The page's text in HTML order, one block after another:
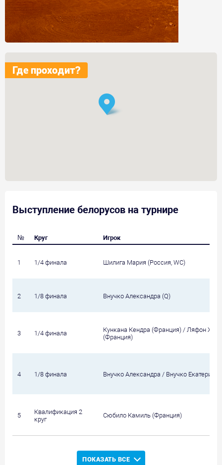
Где проходит?
Выступление белорусов на турнире
№ Круг Игрок
1 1/4 финала Шилига Мария (Россия, WC)
2 1/8 финала Внучко Александра (Q)
3 1/4 финала
Кункана Кендра (Франция) / Ляфон
(Франция)
4 1/8 финала Внучко Александра / Внучко Екатерина
5
Квалификация 2
круг
Сюбило Камиль (Франция)
ПОКАЗАТЬ ВСЕ